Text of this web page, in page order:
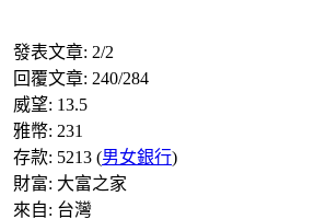
發表文章: 2/2
回覆文章: 240/284
威望: 13.5
雅幣: 231
存款: 5213 (男女銀行)
財富: 大富之家
來自: 台灣